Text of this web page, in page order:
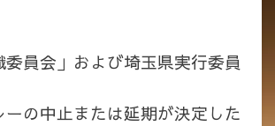
委員会」および埼玉県実行委員
ーの中止または延期が決定した